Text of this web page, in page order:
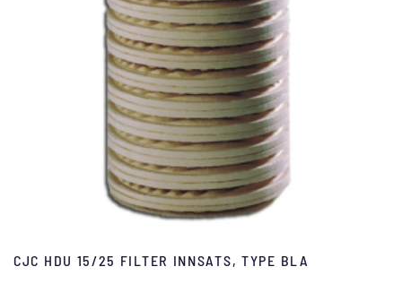
CJC HDU 15/25 FILTER INNSATS, TYPE BLA